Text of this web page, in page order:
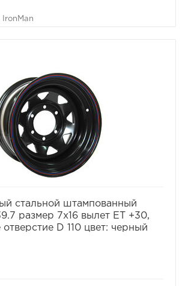
IronMan
стальной штампованный
размер 7х16 вылет ET +30,
D 110 цвет: черный